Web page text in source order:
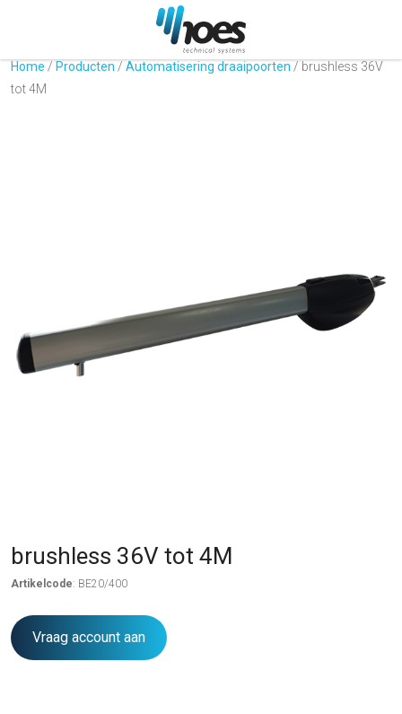
Home / Producten / Automatisering draaipoorten / brushless 36V
tot 4M
brushless 36V tot 4M
Artikelcode: BE20/400
Vraag account aan